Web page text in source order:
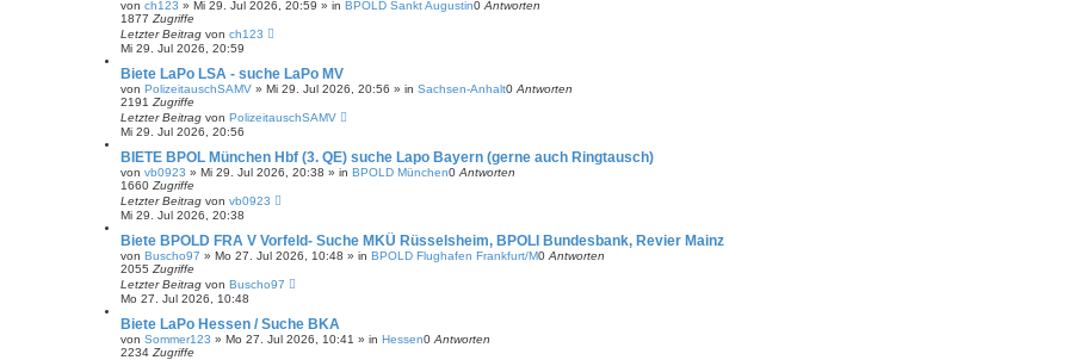
von ch123 » Mi 29. Jul 2026, 20:59 » in BPOLD Sankt Augustin0 Antworten
1877 Zugriffe
Letzter Beitrag von ch123
Mi 29. Jul 2026, 20:59
Biete LaPo LSA - suche LaPo MV
von PolizeitauschSAMV » Mi 29. Jul 2026, 20:56 » in Sachsen-Anhalt0 Antworten
2191 Zugriffe
Letzter Beitrag von PolizeitauschSAMV
Mi 29. Jul 2026, 20:56
BIETE BPOL München Hbf (3. QE) suche Lapo Bayern (gerne auch Ringtausch)
von vb0923 » Mi 29. Jul 2026, 20:38 » in BPOLD München0 Antworten
1660 Zugriffe
Letzter Beitrag von vb0923
Mi 29. Jul 2026, 20:38
Biete BPOLD FRA V Vorfeld- Suche MKÜ Rüsselsheim, BPOLI Bundesbank, Revier Mainz
von Buscho97 » Mo 27. Jul 2026, 10:48 » in BPOLD Flughafen Frankfurt/M0 Antworten
2055 Zugriffe
Letzter Beitrag von Buscho97
Mo 27. Jul 2026, 10:48
Biete LaPo Hessen / Suche BKA
von Sommer123 » Mo 27. Jul 2026, 10:41 » in Hessen0 Antworten
2234 Zugriffe